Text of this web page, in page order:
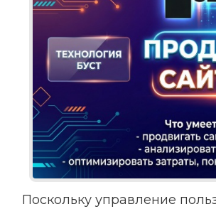
Поскольку управление